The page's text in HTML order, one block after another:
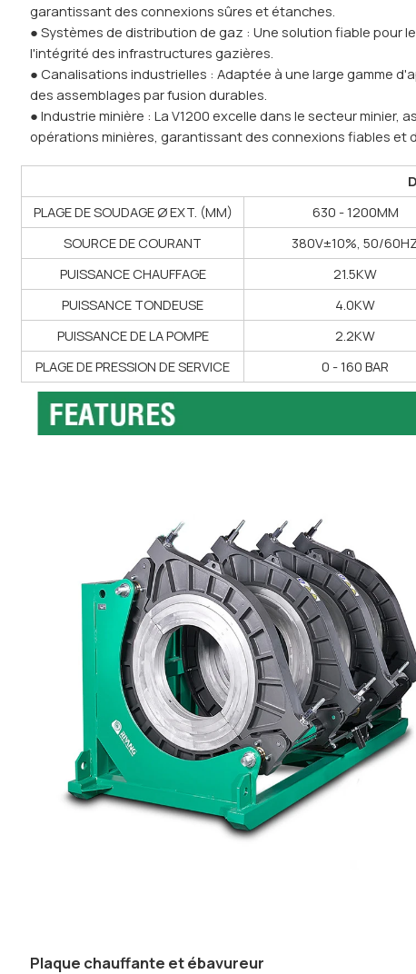
garantissant des connexions sûres et étanches.
● Systèmes de distribution de gaz : Une solution fiable
l'intégrité des infrastructures gazières.
● Canalisations industrielles : Adaptée à une large gamme
des assemblages par fusion durables.
● Industrie minière : La V1200 excelle dans le secteur
opérations minières, garantissant des connexions fiables et
PLAGE DE SOUDAGE Ø EXT. (MM)
630 - 1200MM
SOURCE DE COURANT 380V±10%, 50/
PUISSANCE CHAUFFAGE
21.5KW
PUISSANCE TONDEUSE
4.0KW
PUISSANCE DE LA POMPE
2.2KW
PLAGE DE PRESSION DE SERVICE
0 - 160 BAR
Plaque chauffante et ébavureur